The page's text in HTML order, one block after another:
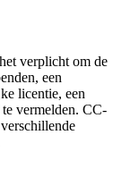
verplicht om de
een
licentie, een
vermelden. CC-